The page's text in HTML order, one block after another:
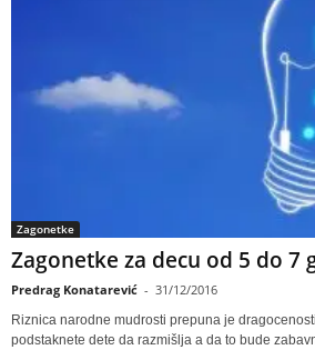
Zagonetke
Zagonetke za decu od 5 do 7
Predrag Konatarević - 31/12/2016
Riznica narodne mudrosti prepuna je
podstaknete dete da razmišlja a da to bude